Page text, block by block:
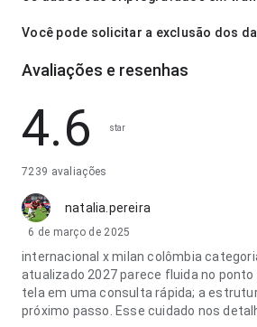
Você pode solicitar a exclusão dos
Avaliações e resenhas
4.6 star
7239 avaliações
natalia.pereira
6 de março de 2025
internacional x milan colômbia
atualizado 2027 parece fluida no ponto
tela em uma consulta rápida; a
próximo passo. Esse cuidado nos